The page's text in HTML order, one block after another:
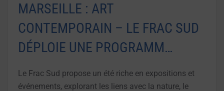
MARSEILLE : ART
CONTEMPORAIN – LE FRAC SUD
DÉPLOIE UNE PROGRAMM…
Le Frac Sud propose un été riche en expositions et
événements, explorant les liens avec la nature, le